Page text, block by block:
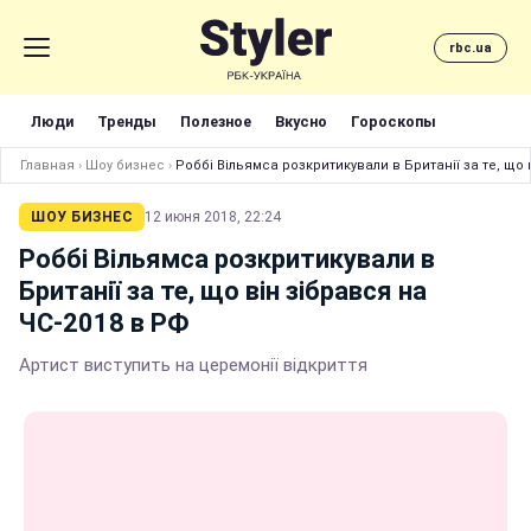
rbc.ua
Люди Тренды Полезное Вкусно Гороскопы
Главная › Шоу бизнес › Роббі Вільямса розкритикували в Британії за те,
ШОУ БИЗНЕС 12 июня 2018, 22:24
Роббі Вільямса розкритикували в
Британії за те, що він зібрався на
ЧС-2018 в РФ
Артист виступить на церемонії відкриття